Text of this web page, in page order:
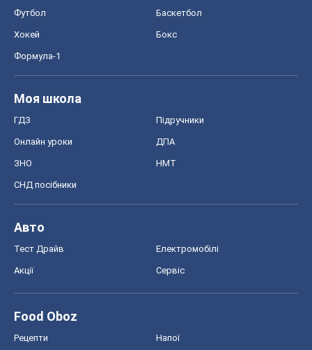
Футбол Баскетбол
Хокей Бокс
Формула-1
Моя школа
ГДЗ Підручники
Онлайн уроки ДПА
ЗНО НМТ
СНД посібники
Авто
Тест Драйв Електромобілі
Акції Сервіс
Food Oboz
Рецепти Напої